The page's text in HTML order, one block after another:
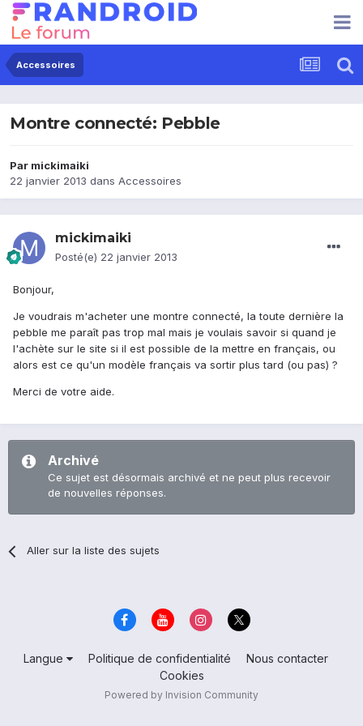
Accessoires
Montre connecté: Pebble
Par mickimaiki
22 janvier 2013 dans Accessoires
mickimaiki
Posté(e) 22 janvier 2013
Bonjour,
Je voudrais m'acheter une montre connecté, la toute dernière la
pebble me paraît pas trop mal mais je voulais savoir si quand je
l'achète sur le site si il est possible de la mettre en français, ou
alors est ce qu'un modèle français va sortir plus tard (ou pas) ?
Merci de votre aide.
Archivé
Ce sujet est désormais archivé et ne peut plus recevoir
de nouvelles réponses.
Aller sur la liste des sujets
Langue Politique de confidentialité
Nous contacter
Cookies
Powered by Invision Community